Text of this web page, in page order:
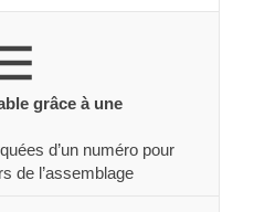
grâce à une
d’un numéro pour
de l’assemblage